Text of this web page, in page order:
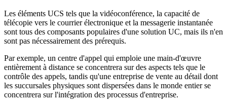
Les éléments UCS tels que la vidéoconférence, la capacité de
télécopie vers le courrier électronique et la messagerie instantanée
sont tous des composants populaires d'une solution UC, mais ils n'en
sont pas nécessairement des prérequis.
Par exemple, un centre d'appel qui emploie une main-d'œuvre
entièrement à distance se concentrera sur des aspects tels que le
contrôle des appels, tandis qu'une entreprise de vente au détail dont
les succursales physiques sont dispersées dans le monde entier se
concentrera sur l'intégration des processus d'entreprise.